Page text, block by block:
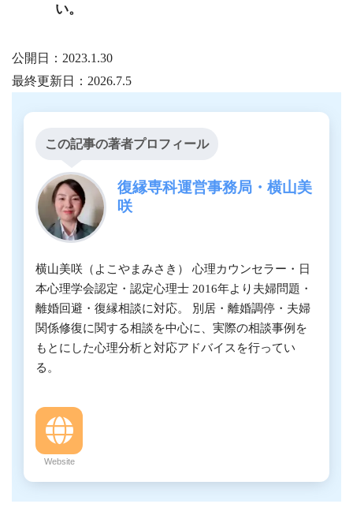
い。
公開日： 2023.1.30
最終更新日： 2026.7.5
この記事の著者プロフィール
復縁専科運営事務局・横山美
咲
横山美咲（よこやまみさき） 心理カウンセラー・日
本心理学会認定・認定心理士 2016年より夫婦問題・
離婚回避・復縁相談に対応。 別居・離婚調停・夫婦
関係修復に関する相談を中心に、実際の相談事例を
もとにした心理分析と対応アドバイスを行ってい
る。
Website